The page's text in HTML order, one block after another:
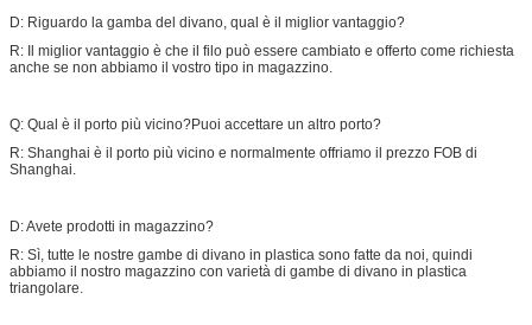
D: Riguardo la gamba del divano, qual è il miglior vantaggio?
R: Il miglior vantaggio è che il filo può essere cambiato e offerto come richiesta
anche se non abbiamo il vostro tipo in magazzino.
Q: Qual è il porto più vicino?Puoi accettare un altro porto?
R: Shanghai è il porto più vicino e normalmente offriamo il prezzo FOB di
Shanghai.
D: Avete prodotti in magazzino?
R: Sì, tutte le nostre gambe di divano in plastica sono fatte da noi, quindi
abbiamo il nostro magazzino con varietà di gambe di divano in plastica
triangolare.